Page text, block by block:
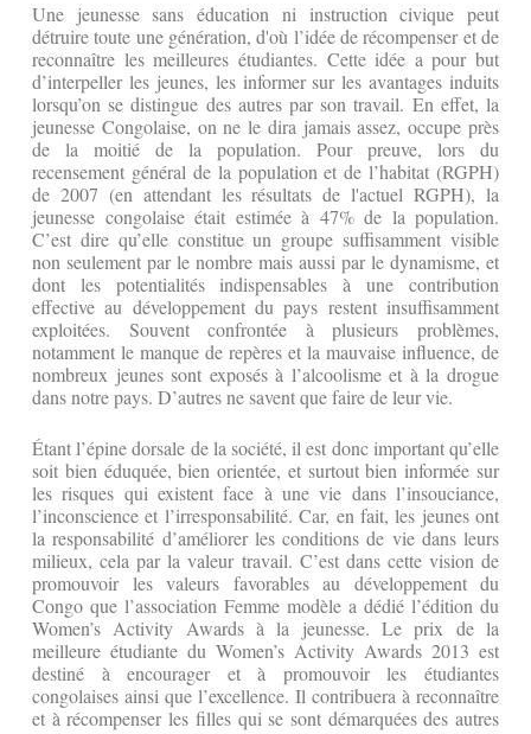
Une jeunesse sans éducation ni instruction civique peut
détruire toute une génération, d'où l’idée de récompenser et de
reconnaître les meilleures étudiantes. Cette idée a pour but
d’interpeller les jeunes, les informer sur les avantages induits
lorsqu’on se distingue des autres par son travail. En effet, la
jeunesse Congolaise, on ne le dira jamais assez, occupe près
de la moitié de la population. Pour preuve, lors du
recensement général de la population et de l’habitat (RGPH)
de 2007 (en attendant les résultats de l'actuel RGPH), la
jeunesse congolaise était estimée à 47% de la population.
C’est dire qu’elle constitue un groupe suffisamment visible
non seulement par le nombre mais aussi par le dynamisme, et
dont les potentialités indispensables à une contribution
effective au développement du pays restent insuffisamment
exploitées. Souvent confrontée à plusieurs problèmes,
notamment le manque de repères et la mauvaise influence, de
nombreux jeunes sont exposés à l’alcoolisme et à la drogue
dans notre pays. D’autres ne savent que faire de leur vie.
Étant l’épine dorsale de la société, il est donc important qu’elle
soit bien éduquée, bien orientée, et surtout bien informée sur
les risques qui existent face à une vie dans l’insouciance,
l’inconscience et l’irresponsabilité. Car, en fait, les jeunes ont
la responsabilité d’améliorer les conditions de vie dans leurs
milieux, cela par la valeur travail. C’est dans cette vision de
promouvoir les valeurs favorables au développement du
Congo que l’association Femme modèle a dédié l’édition du
Women’s Activity Awards à la jeunesse. Le prix de la
meilleure étudiante du Women’s Activity Awards 2013 est
destiné à encourager et à promouvoir les étudiantes
congolaises ainsi que l’excellence. Il contribuera à reconnaître
et à récompenser les filles qui se sont démarquées des autres